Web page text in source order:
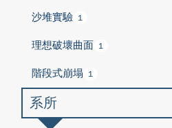
沙堆實驗 1
理想破壞曲面 1
階段式崩塌 1
系所